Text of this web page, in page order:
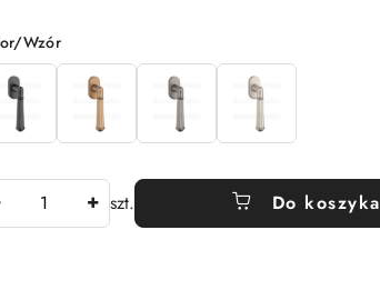
Wzór
szt. Do koszyka